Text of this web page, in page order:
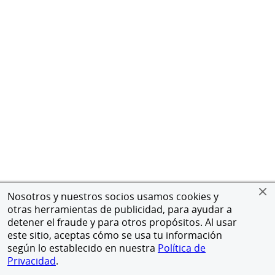
Nosotros y nuestros socios usamos cookies y
otras herramientas de publicidad, para ayudar a
detener el fraude y para otros propósitos. Al usar
este sitio, aceptas cómo se usa tu información
según lo establecido en nuestra Política de
Privacidad.